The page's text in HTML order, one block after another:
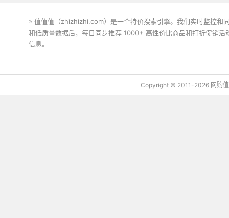
» 值值值（zhizhizhi.com）是一个特价搜索引擎。我们实时监控和
和低质量数据后，每日同步推荐 1000+ 高性价比商品和打折促销
信息。
Copyright © 2011-2026 网购